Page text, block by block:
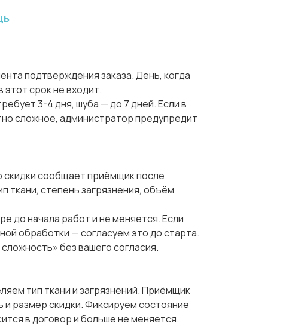
подтверждения заказа. День, когда
этот срок не входит.
3-4 дня, шуба — до 7 дней. Если в
сложное, администратор предупредит
сообщает приёмщик после
ткани, степень загрязнения, объём
до начала работ и не меняется. Если
обработки — согласуем это до старта.
без вашего согласия.
тип ткани и загрязнений. Приёмщик
размер скидки. Фиксируем состояние
в договор и больше не меняется.